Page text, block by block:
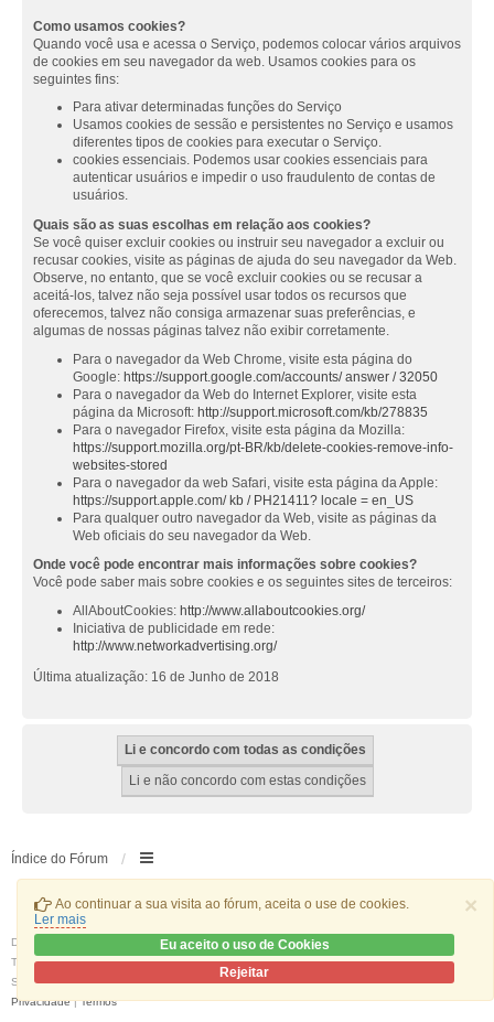
×
Ao continuar a sua visita ao fórum, aceita o use de cookies.
Ler mais
Eu aceito o uso de Cookies
Rejeitar
Como usamos cookies?
Quando você usa e acessa o Serviço, podemos colocar vários arquivos
de cookies em seu navegador da web. Usamos cookies para os
seguintes fins:
Para ativar determinadas funções do Serviço
Usamos cookies de sessão e persistentes no Serviço e usamos
diferentes tipos de cookies para executar o Serviço.
cookies essenciais. Podemos usar cookies essenciais para
autenticar usuários e impedir o uso fraudulento de contas de
usuários.
Quais são as suas escolhas em relação aos cookies?
Se você quiser excluir cookies ou instruir seu navegador a excluir ou
recusar cookies, visite as páginas de ajuda do seu navegador da Web.
Observe, no entanto, que se você excluir cookies ou se recusar a
aceitá-los, talvez não seja possível usar todos os recursos que
oferecemos, talvez não consiga armazenar suas preferências, e
algumas de nossas páginas talvez não exibir corretamente.
Para o navegador da Web Chrome, visite esta página do
Google: https://support.google.com/accounts/ answer / 32050
Para o navegador da Web do Internet Explorer, visite esta
página da Microsoft: http://support.microsoft.com/kb/278835
Para o navegador Firefox, visite esta página da Mozilla:
https://support.mozilla.org/pt-BR/kb/delete-cookies-remove-info-
websites-stored
Para o navegador da web Safari, visite esta página da Apple:
https://support.apple.com/ kb / PH21411? locale = en_US
Para qualquer outro navegador da Web, visite as páginas da
Web oficiais do seu navegador da Web.
Onde você pode encontrar mais informações sobre cookies?
Você pode saber mais sobre cookies e os seguintes sites de terceiros:
AllAboutCookies: http://www.allaboutcookies.org/
Iniciativa de publicidade em rede:
http://www.networkadvertising.org/
Última atualização: 16 de Junho de 2018
Índice do Fórum
Desenvolvido por
® Forum Software © phpBB Limited
Traduzido por:phpBB Portugal
Stylewe_universalcreated by INVENTEA & v12mike
Privacidade|Termos